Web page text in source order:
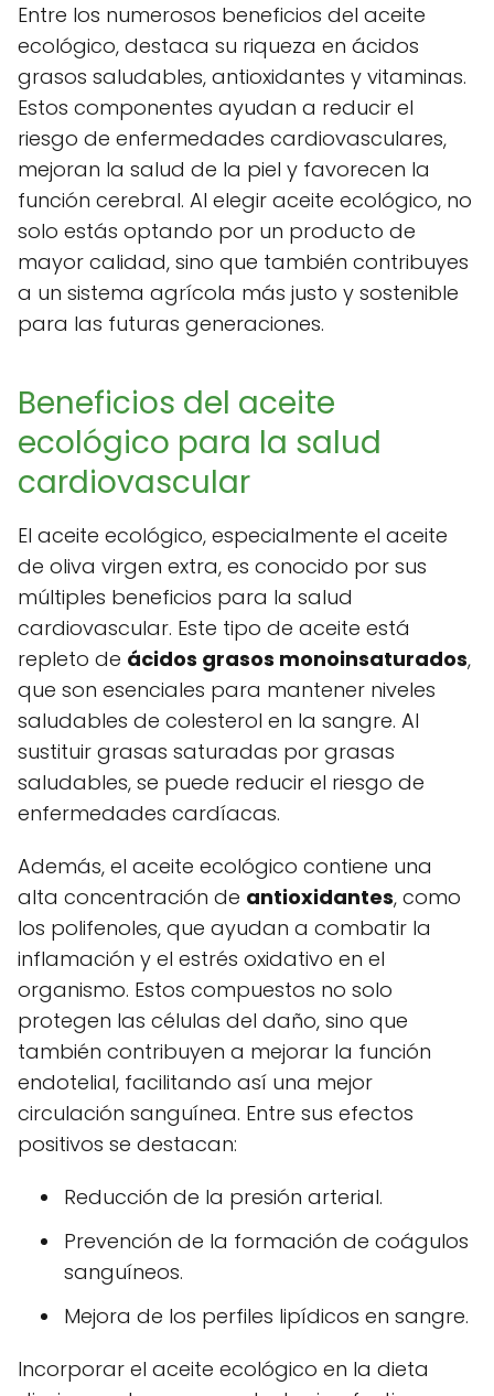
Entre los numerosos beneficios del aceite
ecológico, destaca su riqueza en ácidos
grasos saludables, antioxidantes y vitaminas.
Estos componentes ayudan a reducir el
riesgo de enfermedades cardiovasculares,
mejoran la salud de la piel y favorecen la
función cerebral. Al elegir aceite ecológico, no
solo estás optando por un producto de
mayor calidad, sino que también contribuyes
a un sistema agrícola más justo y sostenible
para las futuras generaciones.
Beneficios del aceite
ecológico para la salud
cardiovascular
El aceite ecológico, especialmente el aceite
de oliva virgen extra, es conocido por sus
múltiples beneficios para la salud
cardiovascular. Este tipo de aceite está
repleto de ácidos grasos monoinsaturados,
que son esenciales para mantener niveles
saludables de colesterol en la sangre. Al
sustituir grasas saturadas por grasas
saludables, se puede reducir el riesgo de
enfermedades cardíacas.
Además, el aceite ecológico contiene una
alta concentración de antioxidantes, como
los polifenoles, que ayudan a combatir la
inflamación y el estrés oxidativo en el
organismo. Estos compuestos no solo
protegen las células del daño, sino que
también contribuyen a mejorar la función
endotelial, facilitando así una mejor
circulación sanguínea. Entre sus efectos
positivos se destacan:
Reducción de la presión arterial.
Prevención de la formación de coágulos
sanguíneos.
Mejora de los perfiles lipídicos en sangre.
Incorporar el aceite ecológico en la dieta